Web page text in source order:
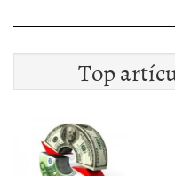
Top